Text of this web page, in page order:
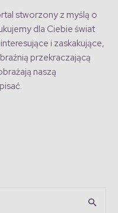
stworzony z myślą o
dla Ciebie świat
i zaskakujące,
przekraczającą
naszą